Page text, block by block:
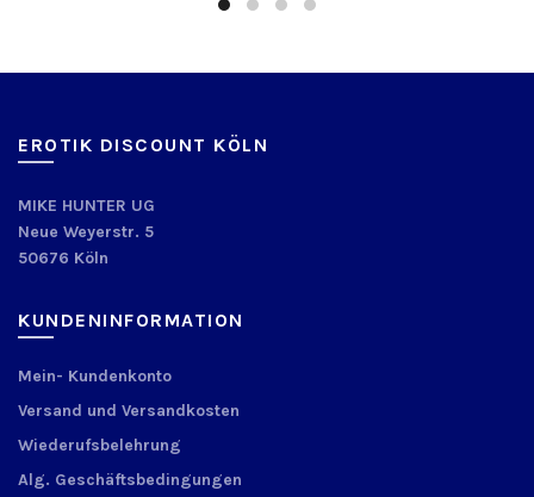
EROTIK DISCOUNT KÖLN
MIKE HUNTER UG
Neue Weyerstr. 5
50676 Köln
KUNDENINFORMATION
Mein- Kundenkonto
Versand und Versandkosten
Wiederufsbelehrung
Alg. Geschäftsbedingungen